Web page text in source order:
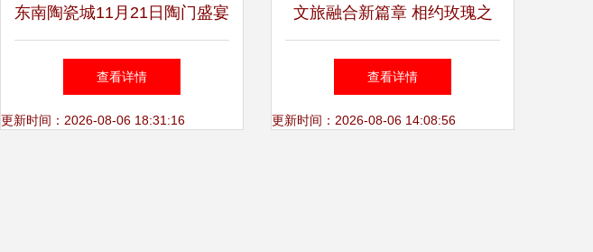
东南陶瓷城11月21日陶门盛宴
各商家产品展示 建材大饰界
powered by discuz
查看详情
更新时间：2026-08-06 18:31:16
文旅融合新篇章 相约玫瑰之
都，共享平阴滋润——2024玫
瑰产品博览会开幕式记
查看详情
更新时间：2026-08-06 14:08:56